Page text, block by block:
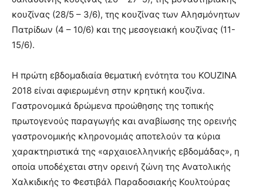
κουζίνας (28/5 – 3/6), της κουζίνας των Αλησμόνητων
Πατρίδων (4 – 10/6) και της μεσογειακή κουζίνας (11-
15/6).
Η πρώτη εβδομαδιαία θεματική ενότητα του KOUZINA
2018 είναι αφιερωμένη στην κρητική κουζίνα.
Γαστρονομικά δρώμενα προώθησης της τοπικής
πρωτογενούς παραγωγής και αναβίωσης της ορεινής
γαστρονομικής κληρονομιάς αποτελούν τα κύρια
χαρακτηριστικά της «αρχαιοελληνικής εβδομάδας», η
οποία υποδέχεται στην ορεινή ζώνη της Ανατολικής
Χαλκιδικής το Φεστιβάλ Παραδοσιακής Κουλτούρας